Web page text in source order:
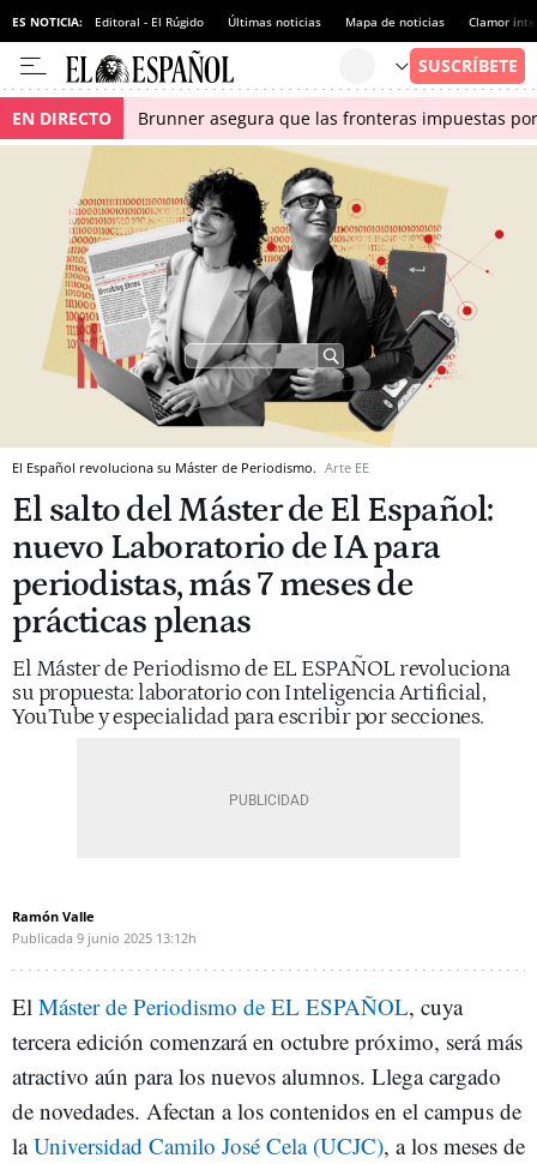
ES NOTICIA: Editoral - El Rúgido Últimas noticias Mapa de noticias Clamor
EN DIRECTO Brunner asegura que las fronteras impuestas
El Español revoluciona su Máster de Periodismo. Arte EE
El salto del Máster de El Español:
nuevo Laboratorio de IA para
periodistas, más 7 meses de
prácticas plenas
El Máster de Periodismo de EL ESPAÑOL revoluciona
su propuesta: laboratorio con Inteligencia Artificial,
YouTube y especialidad para escribir por secciones.
Ramón Valle
Publicada 9 junio 2025 13:12h
El Máster de Periodismo de EL ESPAÑOL, cuya
tercera edición comenzará en octubre próximo, será más
atractivo aún para los nuevos alumnos. Llega cargado
de novedades. Afectan a los contenidos en el campus de
laUniversidad Camilo José Cela (UCJC), a los meses de